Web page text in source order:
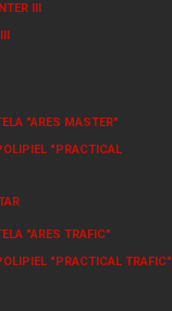
III
"ARES MASTER"
"PRACTICAL
"ARES TRAFIC"
"PRACTICAL TRAFIC"